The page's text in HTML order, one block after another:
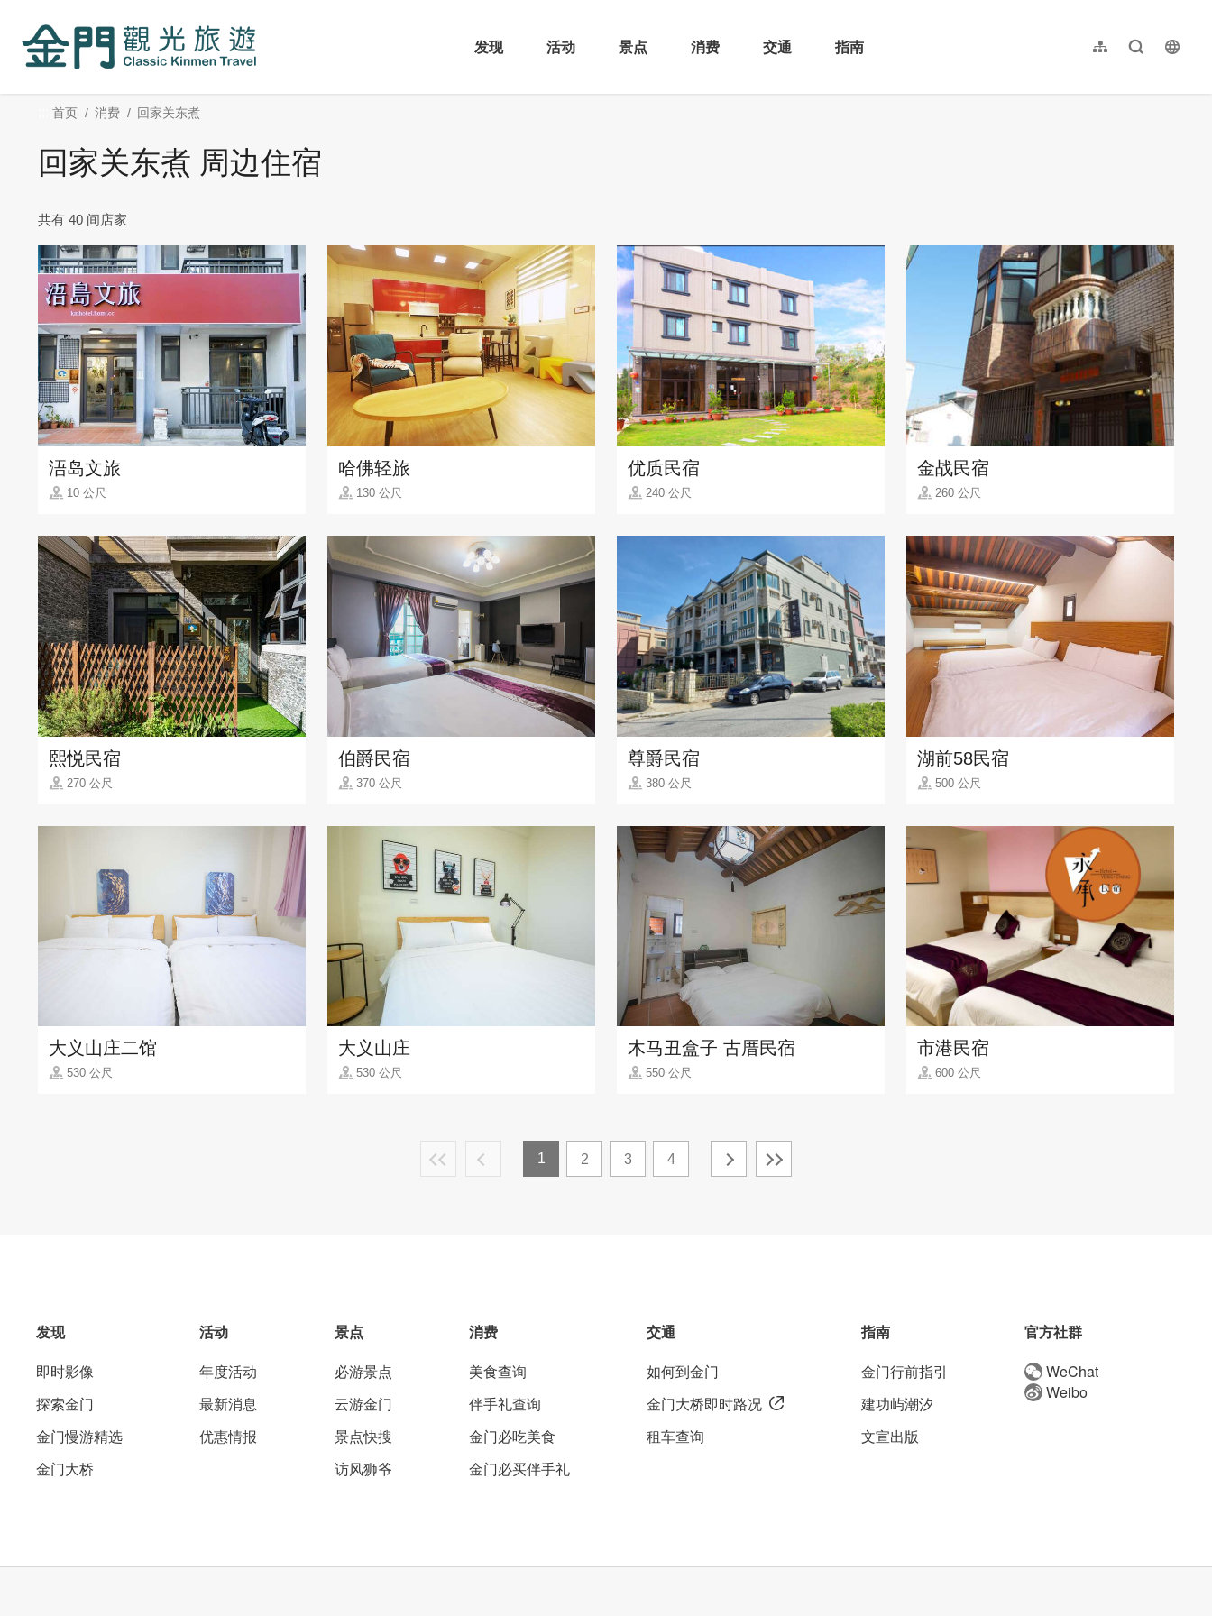
内
发现
活动 景点 消费 交通 指南 网站导览全文检索
繁體中文
首页 消费 回家关东煮
回家关东煮 周边住宿
共有 40 间店家
浯岛文旅
10 公尺
哈佛轻旅
130 公尺
优质民宿
240 公尺
金战民宿
260 公尺
熙悦民宿
270 公尺
伯爵民宿
370 公尺
尊爵民宿
380 公尺
湖前58民宿
500 公尺
大义山庄二馆
530 公尺
大义山庄
530 公尺
木马丑盒子 古厝民宿
550 公尺
市港民宿
600 公尺
1 2 3 4
发现
即时影像
探索金门
金门慢游精选
金门大桥
活动
年度活动
最新消息
优惠情报
景点
必游景点
云游金门
景点快搜
访风狮爷
消费
美食查询
伴手礼查询
金门必吃美食
金门必买伴手礼
交通
如何到金门
金门大桥即时路况
租车查询
指南
金门行前指引
建功屿潮汐
文宣出版
官方社群
WeChat
Weibo